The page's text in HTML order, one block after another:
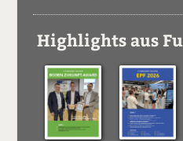
Highlights aus